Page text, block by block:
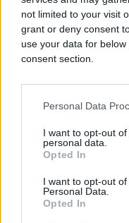
not limited to your visit
grant or deny consent
use your data for
consent section.
Personal Data
I want to opt-out
personal data.
Opted In
I want to opt-out
Personal Data.
Opted In
#SAD